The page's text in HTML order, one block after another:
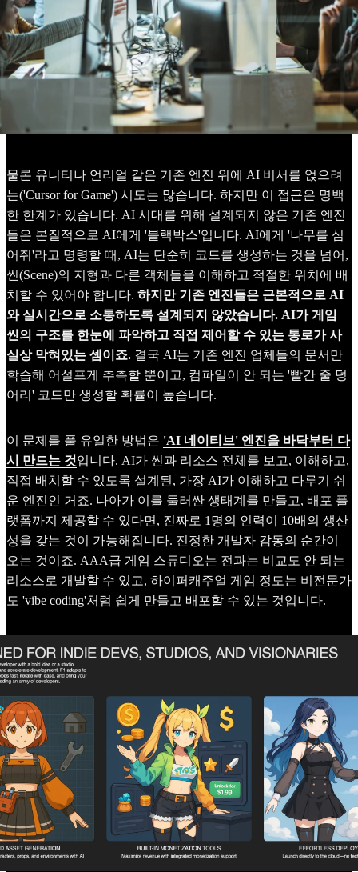
물론 유니티나 언리얼 같은 기존 엔진 위에 AI 비서를 얹으려
는('Cursor for Game') 시도는 많습니다. 하지만 이 접근은 명백
한 한계가 있습니다. AI 시대를 위해 설계되지 않은 기존 엔진
들은 본질적으로 AI에게 '블랙박스'입니다. AI에게 '나무를 심
어줘'라고 명령할 때, AI는 단순히 코드를 생성하는 것을 넘어,
씬(Scene)의 지형과 다른 객체들을 이해하고 적절한 위치에 배
치할 수 있어야 합니다. 하지만 기존 엔진들은 근본적으로 AI
와 실시간으로 소통하도록 설계되지 않았습니다. AI가 게임
씬의 구조를 한눈에 파악하고 직접 제어할 수 있는 통로가 사
실상 막혀있는 셈이죠. 결국 AI는 기존 엔진 업체들의 문서만
학습해 어설프게 추측할 뿐이고, 컴파일이 안 되는 '빨간 줄 덩
어리' 코드만 생성할 확률이 높습니다.
이 문제를 풀 유일한 방법은 'AI 네이티브' 엔진을 바닥부터 다
시 만드는 것입니다. AI가 씬과 리소스 전체를 보고, 이해하고,
직접 배치할 수 있도록 설계된, 가장 AI가 이해하고 다루기 쉬
운 엔진인 거죠. 나아가 이를 둘러싼 생태계를 만들고, 배포 플
랫폼까지 제공할 수 있다면, 진짜로 1명의 인력이 10배의 생산
성을 갖는 것이 가능해집니다. 진정한 개발자 감동의 순간이
오는 것이죠. AAA급 게임 스튜디오는 전과는 비교도 안 되는
리소스로 개발할 수 있고, 하이퍼캐주얼 게임 정도는 비전문가
도 'vibe coding'처럼 쉽게 만들고 배포할 수 있는 것입니다.